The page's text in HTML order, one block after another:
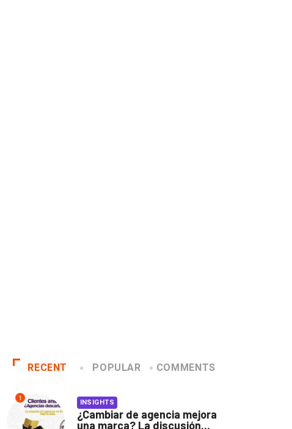
RECENT POPULAR COMMENTS
1 INSIGHTS
¿Cambiar de agencia mejora
una marca? La discusión...